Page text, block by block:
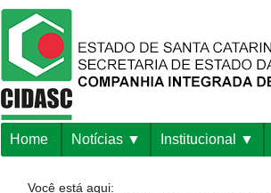
Home Notícias Institucional
Você está aqui: